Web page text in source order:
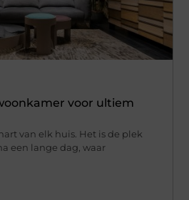
voor ultiem
van elk huis. Het is de plek
een lange dag, waar